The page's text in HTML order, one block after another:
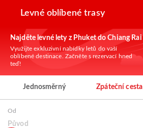
Levné oblíbené trasy
Najděte levné lety z Phuket do Chiang Rai
Využijte exkluzivní nabídky letů do vaší
oblíbené destinace. Začněte s rezervací hned
teď!
Jednosměrný Zpáteční cesta
Od
Původ